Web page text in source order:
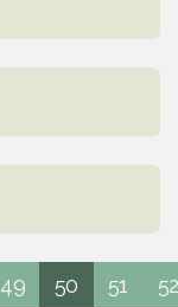
49 50 51 52